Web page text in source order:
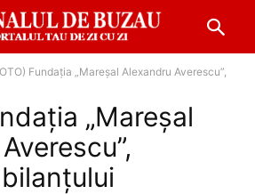
Fundaţia „Mareşal Alexandru Averescu”,
„Mareşal